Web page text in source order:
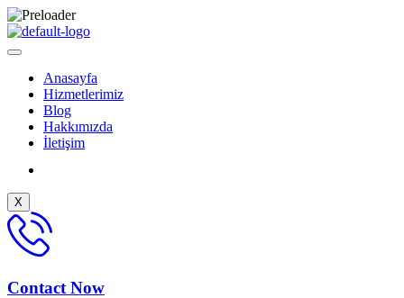
Anasayfa
Hizmetlerimiz
Blog
Hakkımızda
İletişim
X
Contact Now